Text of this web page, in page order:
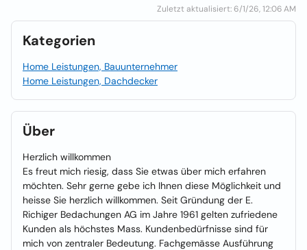
Zuletzt aktualisiert: 6/1/26, 12:06 AM
Kategorien
Home Leistungen, Bauunternehmer
Home Leistungen, Dachdecker
Über
Herzlich willkommen
Es freut mich riesig, dass Sie etwas über mich erfahren
möchten. Sehr gerne gebe ich Ihnen diese Möglichkeit und
heisse Sie herzlich willkommen. Seit Gründung der E.
Richiger Bedachungen AG im Jahre 1961 gelten zufriedene
Kunden als höchstes Mass. Kundenbedürfnisse sind für
mich von zentraler Bedeutung. Fachgemässe Ausführung